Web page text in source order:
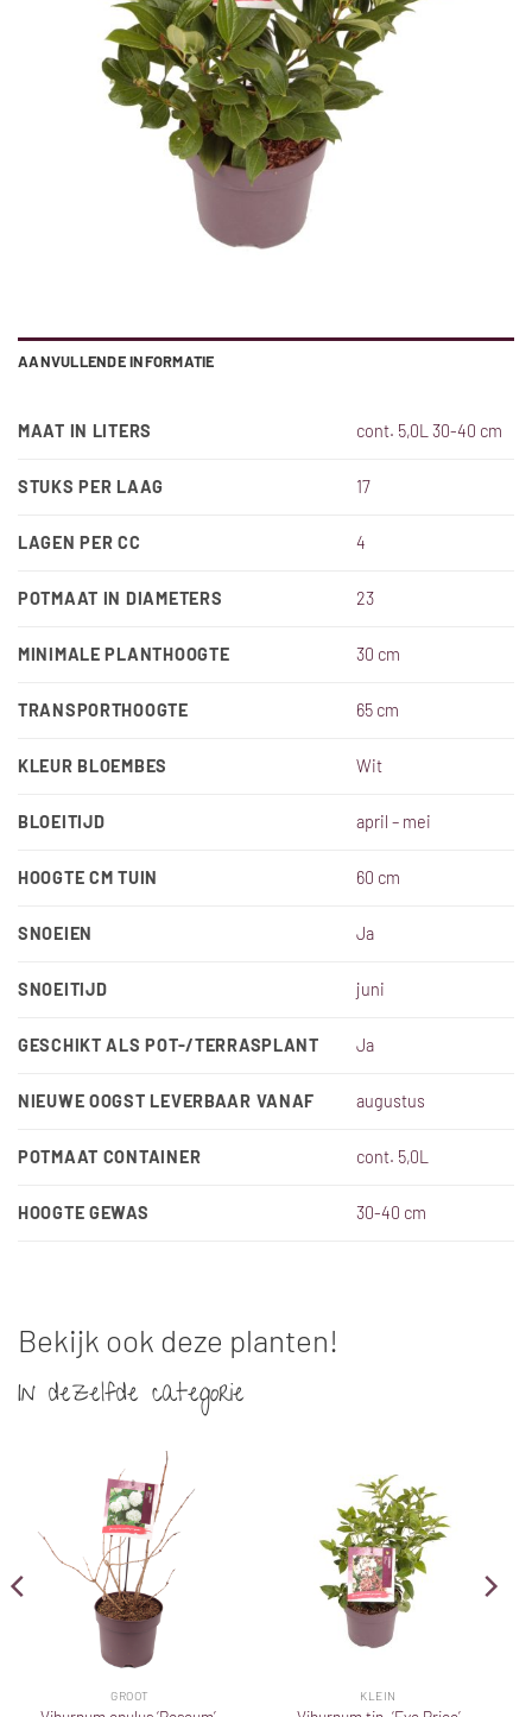
AANVULLENDE INFORMATIE
MAAT IN LITERS cont. 5,0L 30-40 cm
STUKS PER LAAG 17
LAGEN PER CC 4
POTMAAT IN DIAMETERS 23
MINIMALE PLANTHOOGTE 30 cm
TRANSPORTHOOGTE 65 cm
KLEUR BLOEMBES Wit
BLOEITIJD april – mei
HOOGTE CM TUIN 60 cm
SNOEIEN Ja
SNOEITIJD juni
GESCHIKT ALS POT-/TERRASPLANT Ja
NIEUWE OOGST LEVERBAAR VANAF augustus
POTMAAT CONTAINER cont. 5,0L
HOOGTE GEWAS 30-40 cm
Bekijk ook deze planten!
In dezelfde categorie
GROOT KLEIN